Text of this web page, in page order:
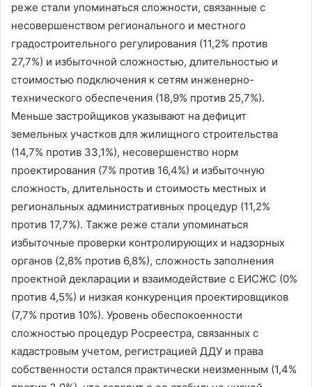
реже стали упоминаться сложности, связанные с
несовершенством регионального и местного
градостроительного регулирования (11,2% против
27,7%) и избыточной сложностью, длительностью и
стоимостью подключения к сетям инженерно-
технического обеспечения (18,9% против 25,7%).
Меньше застройщиков указывают на дефицит
земельных участков для жилищного строительства
(14,7% против 33,1%), несовершенство норм
проектирования (7% против 16,4%) и избыточную
сложность, длительность и стоимость местных и
региональных административных процедур (11,2%
против 17,7%). Также реже стали упоминаться
избыточные проверки контролирующих и надзорных
органов (2,8% против 6,8%), сложность заполнения
проектной декларации и взаимодействие с ЕИСЖС (0%
против 4,5%) и низкая конкуренция проектировщиков
(7,7% против 10%). Уровень обеспокоенности
сложностью процедур Росреестра, связанных с
кадастровым учетом, регистрацией ДДУ и права
собственности остался практически неизменным (1,4%